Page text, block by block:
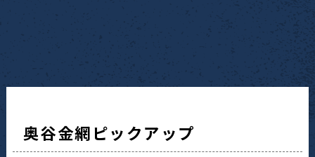
奥谷金網ピックアップ